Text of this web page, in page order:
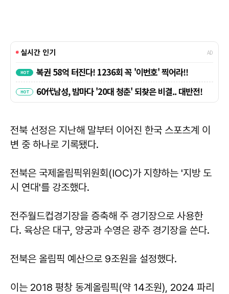
전북 선정은 지난해 말부터 이어진 한국 스포츠계 이
변 중 하나로 기록됐다.
전북은 국제올림픽위원회(IOC)가 지향하는 '지방 도
시 연대'를 강조했다.
전주월드컵경기장을 증축해 주 경기장으로 사용한
다. 육상은 대구, 양궁과 수영은 광주 경기장을 쓴다.
전북은 올림픽 예산으로 9조원을 설정했다.
이는 2018 평창 동계올림픽(약 14조원), 2024 파리